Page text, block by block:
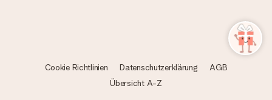
Cookie Richtlinien Datenschutzerklärung
AGB
Übersicht A-Z